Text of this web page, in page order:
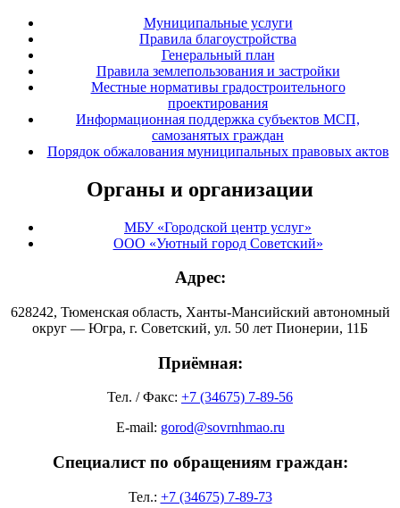
Муниципальные услуги
Правила благоустройства
Генеральный план
Правила землепользования и застройки
Местные нормативы градостроительного
проектирования
Информационная поддержка субъектов МСП,
самозанятых граждан
Порядок обжалования муниципальных правовых актов
Органы и организации
МБУ «Городской центр услуг»
ООО «Уютный город Советский»
Адрес:
628242, Тюменская область, Ханты-Мансийский автономный
округ — Югра, г. Советский, ул. 50 лет Пионерии, 11Б
Приёмная:
Тел. / Факс: +7 (34675) 7-89-56
E-mail: gorod@sovrnhmao.ru
Специалист по обращениям граждан:
Тел.: +7 (34675) 7-89-73